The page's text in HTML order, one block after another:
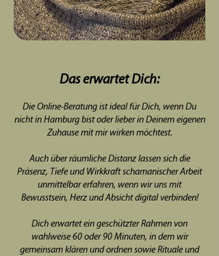
Das erwartet Dich:
Die Online-Beratung ist ideal für Dich, wenn Du
nicht in Hamburg bist oder lieber in Deinem eigenen
Zuhause mit mir wirken möchtest.
Auch über räumliche Distanz lassen sich die
Präsenz, Tiefe und Wirkkraft schamanischer Arbeit
unmittelbar erfahren, wenn wir uns mit
Bewusstsein, Herz und Absicht digital verbinden!
Dich erwartet ein geschützter Rahmen von
wahlweise 60 oder 90 Minuten, in dem wir
gemeinsam klären und ordnen sowie Rituale und